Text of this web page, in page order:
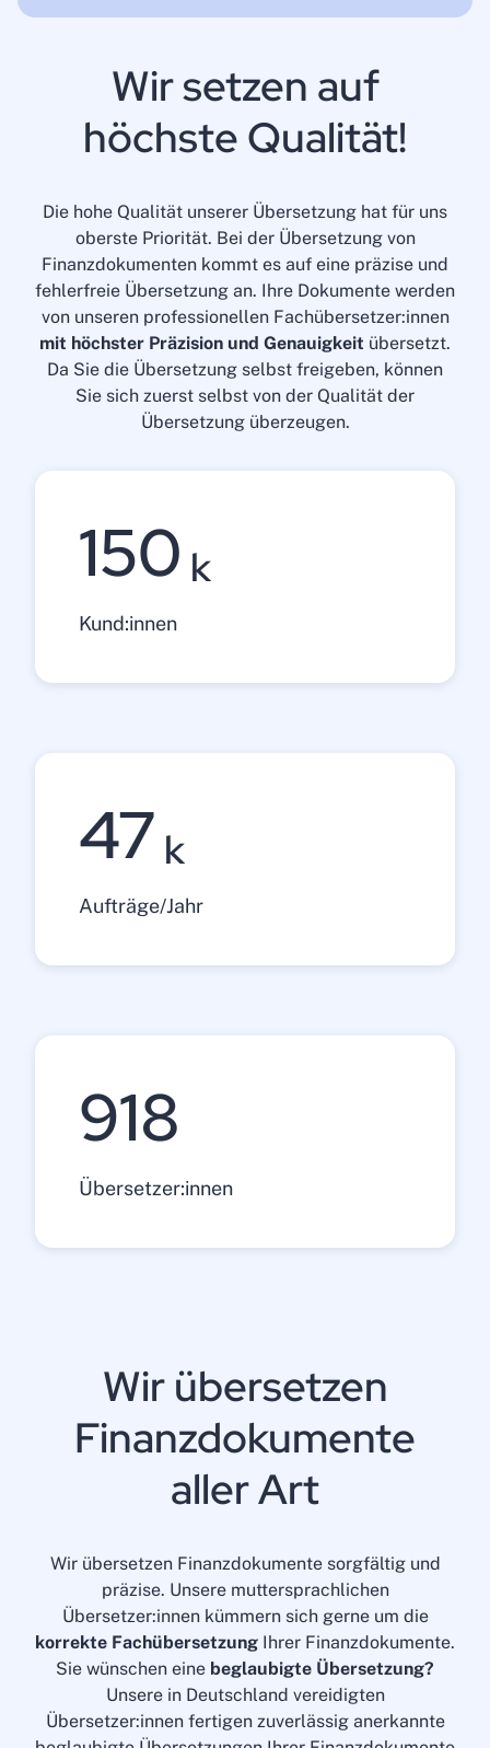
Wir setzen auf
höchste Qualität!
Die hohe Qualität unserer Übersetzung hat für uns
oberste Priorität. Bei der Übersetzung von
Finanzdokumenten kommt es auf eine präzise und
fehlerfreie Übersetzung an. Ihre Dokumente werden
von unseren professionellen Fachübersetzer:innen
mit höchster Präzision und Genauigkeit übersetzt.
Da Sie die Übersetzung selbst freigeben, können
Sie sich zuerst selbst von der Qualität der
Übersetzung überzeugen.
150 k
Kund:innen
47 k
Aufträge/Jahr
1154
Übersetzer:innen
Wir übersetzen
Finanzdokumente
aller Art
Wir übersetzen Finanzdokumente sorgfältig und
präzise. Unsere muttersprachlichen
Übersetzer:innen kümmern sich gerne um die
korrekte Fachübersetzung Ihrer Finanzdokumente.
Sie wünschen eine beglaubigte Übersetzung?
Unsere in Deutschland vereidigten
Übersetzer:innen fertigen zuverlässig anerkannte